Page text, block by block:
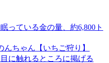
っている金の量、約6,800ト
んちゃん【いちご狩り】
に触れるところに掲げる